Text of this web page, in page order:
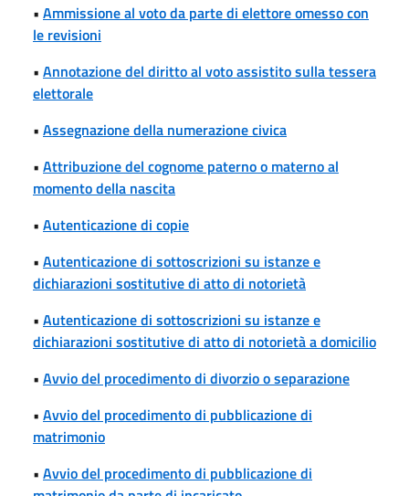
• Ammissione al voto da parte di elettore omesso con
le revisioni
• Annotazione del diritto al voto assistito sulla tessera
elettorale
• Assegnazione della numerazione civica
• Attribuzione del cognome paterno o materno al
momento della nascita
• Autenticazione di copie
• Autenticazione di sottoscrizioni su istanze e
dichiarazioni sostitutive di atto di notorietà
• Autenticazione di sottoscrizioni su istanze e
dichiarazioni sostitutive di atto di notorietà a domicilio
• Avvio del procedimento di divorzio o separazione
• Avvio del procedimento di pubblicazione di
matrimonio
• Avvio del procedimento di pubblicazione di